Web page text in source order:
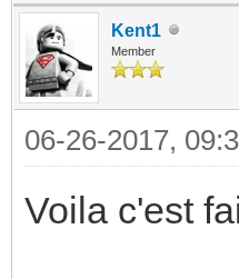
Kent1
Member
06-26-2017,
Voila c'est